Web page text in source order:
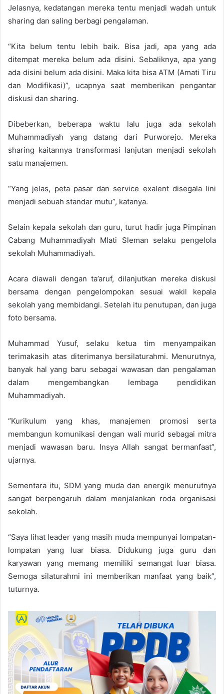
Jelasnya, kedatangan mereka tentu menjadi wadah untuk
sharing dan saling berbagi pengalaman.
“Kita belum tentu lebih baik. Bisa jadi, apa yang ada
ditempat mereka belum ada disini. Sebaliknya, apa yang
ada disini belum ada disini. Maka kita bisa ATM (Amati Tiru
dan Modifikasi)”, ucapnya saat memberikan pengantar
diskusi dan sharing.
Dibeberkan, beberapa waktu lalu juga ada sekolah
Muhammadiyah yang datang dari Purworejo. Mereka
sharing kaitannya transformasi lanjutan menjadi sekolah
satu manajemen.
“Yang jelas, peta pasar dan service exalent disegala lini
menjadi sebuah standar mutu”, katanya.
Selain kepala sekolah dan guru, turut hadir juga Pimpinan
Cabang Muhammadiyah Mlati Sleman selaku pengelola
sekolah Muhammadiyah.
Acara diawali dengan ta’aruf, dilanjutkan mereka diskusi
bersama dengan pengelompokan sesuai wakil kepala
sekolah yang membidangi. Setelah itu penutupan, dan juga
foto bersama.
Muhammad Yusuf, selaku ketua tim menyampaikan
terimakasih atas diterimanya bersilaturahmi. Menurutnya,
banyak hal yang baru sebagai wawasan dan pengalaman
dalam mengembangkan lembaga pendidikan
Muhammadiyah.
“Kurikulum yang khas, manajemen promosi serta
membangun komunikasi dengan wali murid sebagai mitra
menjadi wawasan baru. Insya Allah sangat bermanfaat”,
ujarnya.
Sementara itu, SDM yang muda dan energik menurutnya
sangat berpengaruh dalam menjalankan roda organisasi
sekolah.
“Saya lihat leader yang masih muda mempunyai lompatan-
lompatan yang luar biasa. Didukung juga guru dan
karyawan yang memang memiliki semangat luar biasa.
Semoga silaturahmi ini memberikan manfaat yang baik”,
tuturnya.